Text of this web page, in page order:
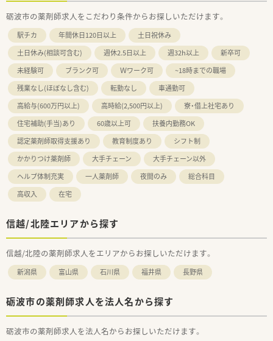
砺波市の薬剤師求人をこだわり条件からお探しいただけます。
駅チカ 年間休日120日以上
土日祝休み
土日休み(相談可含む)
週休2.5日以上 週32h以上
新卒可
未経験可
ブランク可 Ｗワーク可
~18時までの職場
残業なし(ほぼなし含む)
転勤なし
車通勤可
高給与(600万円以上)
高時給(2,500円以上)
寮・借上社宅あり
住宅補助(手当)あり
60歳以上可
扶養内勤務OK
認定薬剤師取得支援あり
教育制度あり
シフト制
かかりつけ薬剤師
大手チェーン
大手チェーン以外
ヘルプ体制充実
一人薬剤師 夜間のみ
総合科目
高収入
在宅
信越/北陸エリアから探す
信越/北陸の薬剤師求人をエリアからお探しいただけます。
新潟県 富山県 石川県 福井県 長野県
砺波市の薬剤師求人を法人名から探す
砺波市の薬剤師求人を法人名からお探しいただけます。